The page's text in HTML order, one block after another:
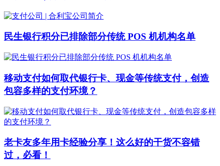
民生银行积分已排除部分传统 POS 机机构名单
移动支付如何取代银行卡、现金等传统支付，创造
包容多样的支付环境？
老卡友多年用卡经验分享！这么好的干货不容错
过，必看！